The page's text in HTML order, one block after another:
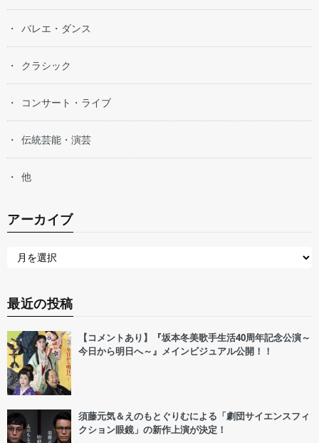
バレエ・ダンス
クラシック
コンサート・ライブ
伝統芸能・演芸
他
アーカイブ
最近の投稿
【コメントあり】『坂本冬美歌手生活40周年記念公演～
今日から明日へ～』メインビジュアル公開！！
須藤元気＆えのもとぐりむによる「劇団サイエンスフィ
クション眼鏡」の新作上演が決定！